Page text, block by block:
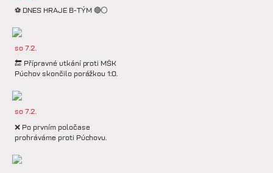
⚽️ DNES HRAJE B-TÝM 🔴⚪️
so 7.2.
🔚 Přípravné utkání proti MŠK
Púchov skončilo porážkou 1:0.
so 7.2.
❌ Po prvním poločase
prohráváme proti Púchovu.